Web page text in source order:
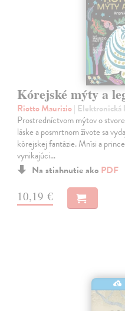
Kórejské mýty a
Riotto Maurizio| Elektronická
Prostredníctvom mýtov o
láske a posmrtnom živote sa
kórejskej fantázie. Mnísi a
vynikajúci…
Na stiahnutie ako PDF
10,19 €